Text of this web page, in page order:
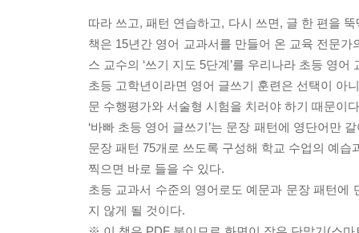
따라 쓰고, 패턴 연습하고, 다시 쓰면, 글 한 편을
책은 15년간 영어 교과서를 만들어 온 교육 전문
스 교수의 ‘쓰기 지도 5단계’를 우리나라 초등 영
초등 고학년이라면 영어 글쓰기 훈련은 선택이 아
문 수행평가와 서술형 시험을 치러야 하기 때문이
‘바빠 초등 영어 글쓰기’는 문장 패턴에 영단어만
문장 패턴 75개로 쓰도록 구성해 학교 수업의 예
찍으면 바로 들을 수 있다.
초등 교과서 수준의 영어로도 예문과 문장 패턴에
지 않게 될 것이다.